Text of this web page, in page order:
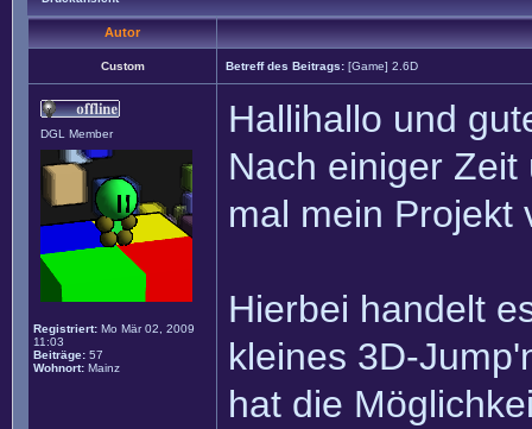
Autor
Custom Betreff des Beitrags: [Game] 2.6D
DGL Member
Registriert: Mo Mär 02, 2009
11:03
Beiträge: 57
Wohnort: Mainz
Hallihallo und
Nach einiger
mal mein
Hierbei handelt
kleines 3D-
hat die